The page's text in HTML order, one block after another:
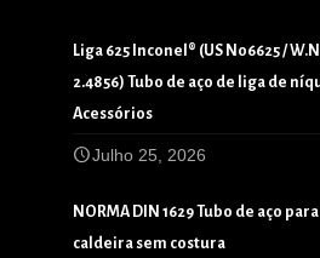
Liga 625 Inconel® (US N06625 /
2.4856) Tubo de aço de liga de
Acessórios
Julho 25, 2026
NORMA DIN 1629 Tubo de aço para
caldeira sem costura